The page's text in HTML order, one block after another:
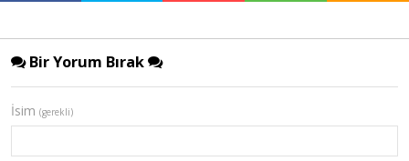
Bir Yorum Bırak
İsim (gerekli)